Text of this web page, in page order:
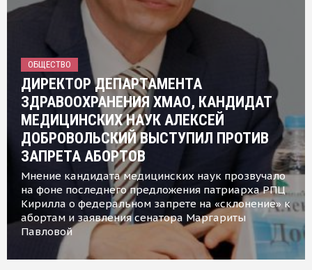
ОБЩЕСТВО
ДИРЕКТОР ДЕПАРТАМЕНТА
ЗДРАВООХРАНЕНИЯ ХМАО, КАНДИДАТ
МЕДИЦИНСКИХ НАУК АЛЕКСЕЙ
ДОБРОВОЛЬСКИЙ ВЫСТУПИЛ ПРОТИВ
ЗАПРЕТА АБОРТОВ
Мнение кандидата медицинских наук прозвучало
на фоне последнего предложения патриарха РПЦ
Кирилла о федеральном запрете на «склонение» к
абортам и заявления сенатора Маргариты
Павловой